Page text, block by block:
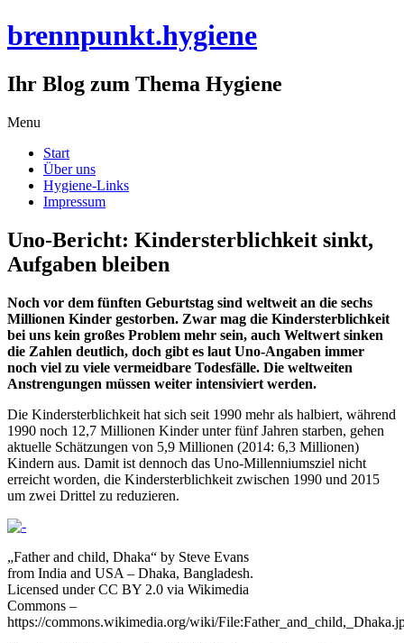
brennpunkt.hygiene
Ihr Blog zum Thema Hygiene
Menu
content
Start
Über uns
Hygiene-Links
Impressum
Uno-Bericht: Kindersterblichkeit sinkt,
Aufgaben bleiben
Noch vor dem fünften Geburtstag sind weltweit an die sechs
Millionen Kinder gestorben. Zwar mag die Kindersterblichkeit
bei uns kein großes Problem mehr sein, auch Weltwert sinken
die Zahlen deutlich, doch gibt es laut Uno-Angaben immer
noch viel zu viele vermeidbare Todesfälle. Die weltweiten
Anstrengungen müssen weiter intensiviert werden.
Die Kindersterblichkeit hat sich seit 1990 mehr als halbiert, während
1990 noch 12,7 Millionen Kinder unter fünf Jahren starben, gehen
aktuelle Schätzungen von 5,9 Millionen (2014: 6,3 Millionen)
Kindern aus. Damit ist dennoch das Uno-Millenniumsziel nicht
erreicht worden, die Kindersterblichkeit zwischen 1990 und 2015
um zwei Drittel zu reduzieren.
„Father and child, Dhaka“ by Steve Evans
from India and USA – Dhaka, Bangladesh.
Licensed under CC BY 2.0 via Wikimedia
Commons –
https://commons.wikimedia.org/wiki/